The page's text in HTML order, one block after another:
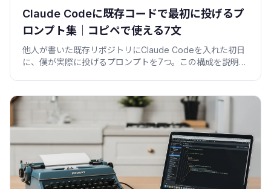
Claude Codeに既存コードで最初に投げるプ
ロンプト集｜コピペで使える7文
他人が書いた既存リポジトリにClaude Codeを入れた初日
に、僕が実際に投げるプロンプトを7つ。この構成を説明し